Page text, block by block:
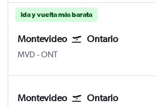
Ida y vuelta más barata
Montevideo Ontario
MVD Montevideo Internacional de
-ONT
Montevideo Ontario